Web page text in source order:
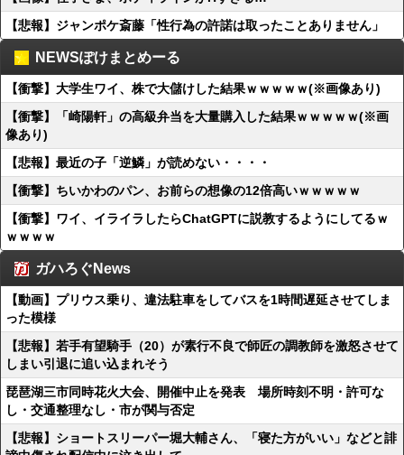
【悲報】ジャンポケ斎藤「性行為の許諾は取ったことありません」
NEWSぽけまとめーる
【衝撃】大学生ワイ、株で大儲けした結果ｗｗｗｗｗ(※画像あり)
【衝撃】「崎陽軒」の高級弁当を大量購入した結果ｗｗｗｗｗ(※画
像あり)
【悲報】最近の子「逆鱗」が読めない・・・・
【衝撃】ちいかわのパン、お前らの想像の12倍高いｗｗｗｗｗ
【衝撃】ワイ、イライラしたらChatGPTに説教するようにしてるｗ
ｗｗｗｗ
ガハろぐNews
【動画】プリウス乗り、違法駐車をしてバスを1時間遅延させてしま
った模様
【悲報】若手有望騎手（20）が素行不良で師匠の調教師を激怒させて
しまい引退に追い込まれそう
琵琶湖三市同時花火大会、開催中止を発表 場所時刻不明・許可な
し・交通整理なし・市が関与否定
【悲報】ショートスリーパー堀大輔さん、「寝た方がいい」などと誹